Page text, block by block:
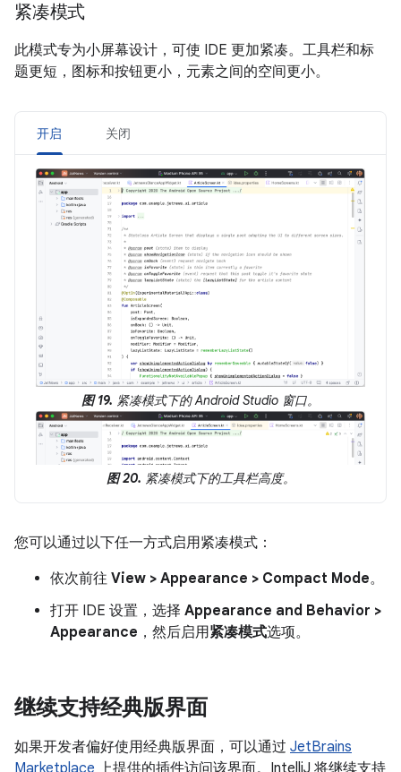
紧凑模式
此模式专为小屏幕设计，可使 IDE 更加紧凑。工具栏和标
题更短，图标和按钮更小，元素之间的空间更小。
开启 关闭
图 19. 紧凑模式下的 Android Studio 窗口。
图 20. 紧凑模式下的工具栏高度。
您可以通过以下任一方式启用紧凑模式：
依次前往 View > Appearance > Compact Mode。
打开 IDE 设置，选择 Appearance and Behavior >
Appearance ，然后启用紧凑模式选项。
继续支持经典版界面
如果开发者偏好使用经典版界面，可以通过 JetBrains